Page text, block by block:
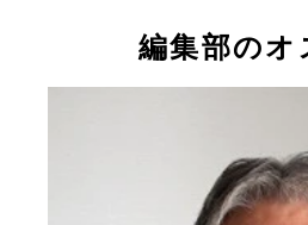
編集部のオ